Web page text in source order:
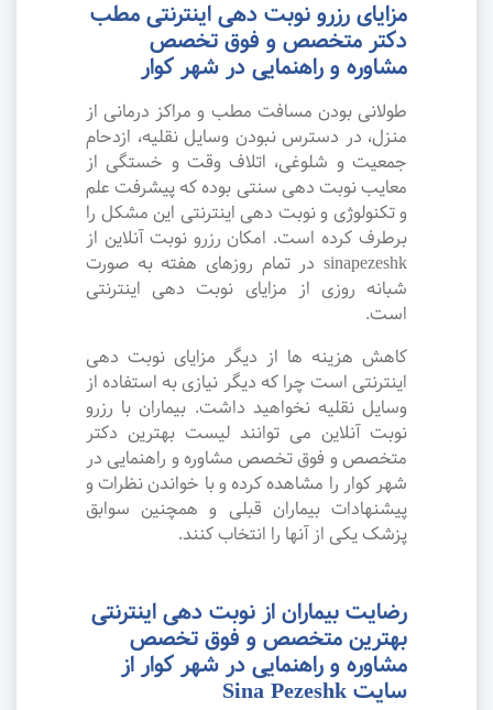
مزایای رزرو نوبت دهی اینترنتی مطب
دکتر متخصص و فوق تخصص
مشاوره و راهنمایی در شهر کوار
طولانی بودن مسافت مطب و مراکز درمانی از
منزل، در دسترس نبودن وسایل نقلیه، ازدحام
جمعیت و شلوغی، اتلاف وقت و خستگی از
معایب نوبت دهی سنتی بوده که پیشرفت علم
و تکنولوژی و نوبت دهی اینترنتی این مشکل را
برطرف کرده است. امکان رزرو نوبت آنلاین از
sinapezeshk در تمام روزهای هفته به صورت
شبانه روزی از مزایای نوبت دهی اینترنتی
است.
کاهش هزینه ها از دیگر مزایای نوبت دهی
اینترنتی است چرا که دیگر نیازی به استفاده از
وسایل نقلیه نخواهید داشت. بیماران با رزرو
نوبت آنلاین می توانند لیست بهترین دکتر
متخصص و فوق تخصص مشاوره و راهنمایی در
شهر کوار را مشاهده کرده و با خواندن نظرات و
پیشنهادات بیماران قبلی و همچنین سوابق
پزشک یکی از آنها را انتخاب کنند.
رضایت بیماران از نوبت دهی اینترنتی
بهترین متخصص و فوق تخصص
مشاوره و راهنمایی در شهر کوار از
سایت Sina Pezeshk